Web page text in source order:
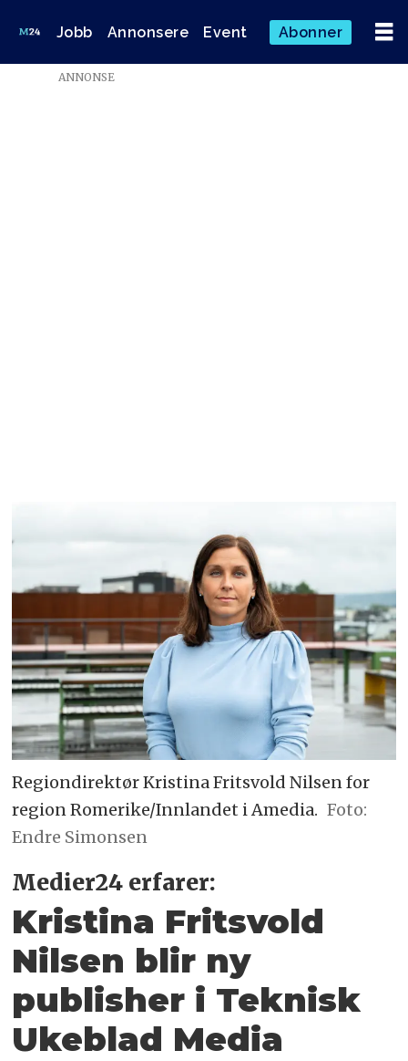
Jobb Annonsere Event Abonner
ANNONSE
Regiondirektør Kristina Fritsvold Nilsen for
region Romerike/Innlandet i Amedia. Foto:
Endre Simonsen
Medier24 erfarer:
Kristina Fritsvold
Nilsen blir ny
publisher i Teknisk
Ukeblad Media